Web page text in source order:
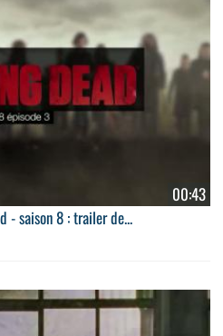
00:43
- saison 8 : trailer de...